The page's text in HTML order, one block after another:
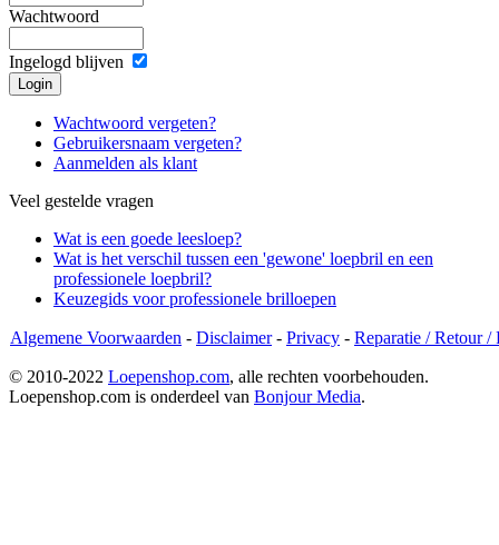
Wachtwoord
Ingelogd blijven
Wachtwoord vergeten?
Gebruikersnaam vergeten?
Aanmelden als klant
Veel gestelde vragen
Wat is een goede leesloep?
Wat is het verschil tussen een 'gewone' loepbril en een
professionele loepbril?
Keuzegids voor professionele brilloepen
Algemene Voorwaarden - Disclaimer- Privacy - Reparatie / Retour /
© 2010-2022 Loepenshop.com, alle rechten voorbehouden.
Loepenshop.com is onderdeel van Bonjour Media.